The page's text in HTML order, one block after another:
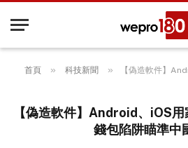
首頁 » 科技新聞 » 【偽造軟件】Android、iOS
【偽造軟件】Android、iOS
錢包陷阱瞄準中